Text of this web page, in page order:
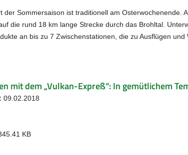
der Sommersaison ist traditionell am
die rund 18 km lange Strecke durch das Brohltal.
an bis zu 7 Zwischenstationen, die zu Ausflügen
mit dem „Vulkan-Expreß“: In gemütlichem
09.02.2018
KB